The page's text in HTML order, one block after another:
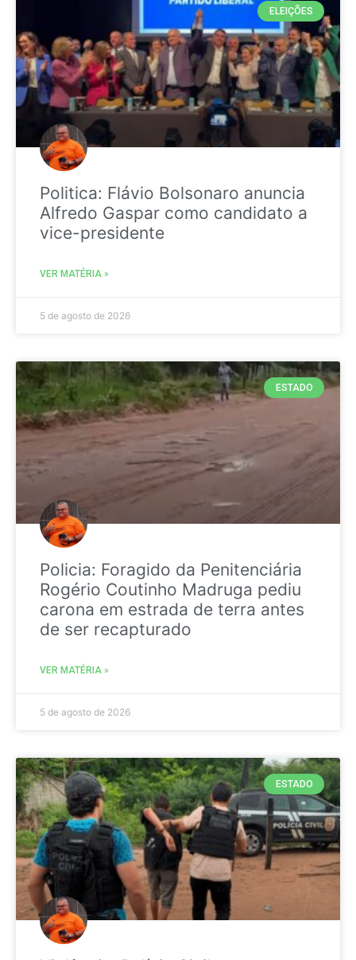
ELEIÇÕES
Politica: Flávio Bolsonaro anuncia
Alfredo Gaspar como candidato a
vice-presidente
VER MATÉRIA »
5 de agosto de 2026
ESTADO
Policia: Foragido da Penitenciária
Rogério Coutinho Madruga pediu
carona em estrada de terra antes
de ser recapturado
VER MATÉRIA »
5 de agosto de 2026
ESTADO